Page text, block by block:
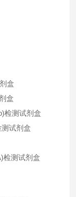
盒
盒
检测试剂盒
试剂盒
检测试剂盒